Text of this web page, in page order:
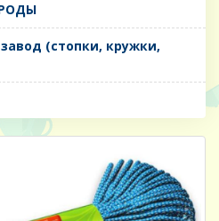
(стопки, кружки,